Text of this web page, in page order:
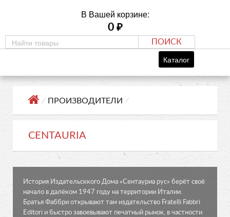
В Вашей корзине:
0 ₽
ПОИСК
Каталог
⁄ ПРОИЗВОДИТЕЛИ ⁄
CENTAURIA
История Издательсккого Дома «Сентауриа рус» берёт своё
начало в далёком 1947 году на территории Италии.
Братья Фаббри открывают там издательство Fratelli Fabbri
Editori и быстро завоевывают печатный рынок, в частности